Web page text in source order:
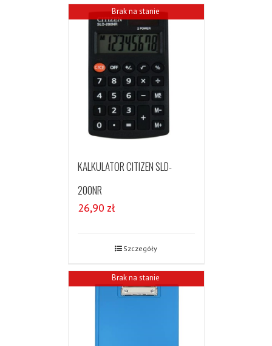
Brak na stanie
KALKULATOR CITIZEN SLD-
200NR
26,90 zł
Szczegóły
Brak na stanie